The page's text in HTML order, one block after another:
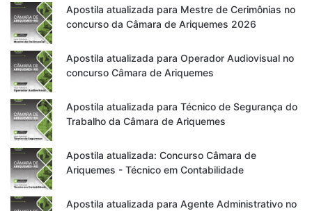
Apostila atualizada para Mestre de Cerimônias no
concurso da Câmara de Ariquemes 2026
Apostila atualizada para Operador Audiovisual no
concurso Câmara de Ariquemes
Apostila atualizada para Técnico de Segurança do
Trabalho da Câmara de Ariquemes
Apostila atualizada: Concurso Câmara de
Ariquemes - Técnico em Contabilidade
Apostila atualizada para Agente Administrativo no